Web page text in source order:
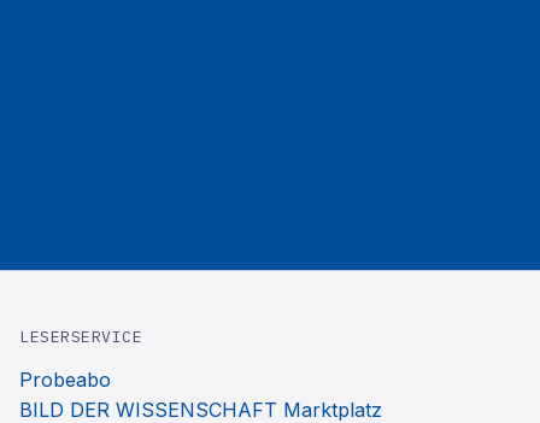
LESERSERVICE
Probeabo
BILD DER WISSENSCHAFT Marktplatz